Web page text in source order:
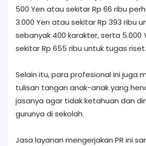
500 Yen atau sekitar Rp 66 ribu
3.000 Yen atau sekitar Rp 393 ribu
sebanyak 400 karakter, serta 5.000
sekitar Rp 655 ribu untuk tugas riset.
Selain itu, para profesional ini juga
tulisan tangan anak-anak yang
jasanya agar tidak ketahuan dan
gurunya di sekolah.
Jasa layanan mengerjakan PR ini